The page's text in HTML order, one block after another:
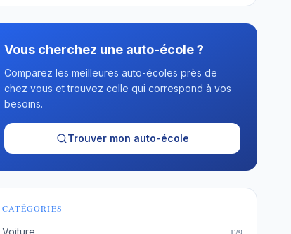
Vous cherchez une auto-école ?
Comparez les meilleures auto-écoles près de
chez vous et trouvez celle qui correspond à vos
besoins.
Trouver mon auto-école
CATÉGORIES
Voiture